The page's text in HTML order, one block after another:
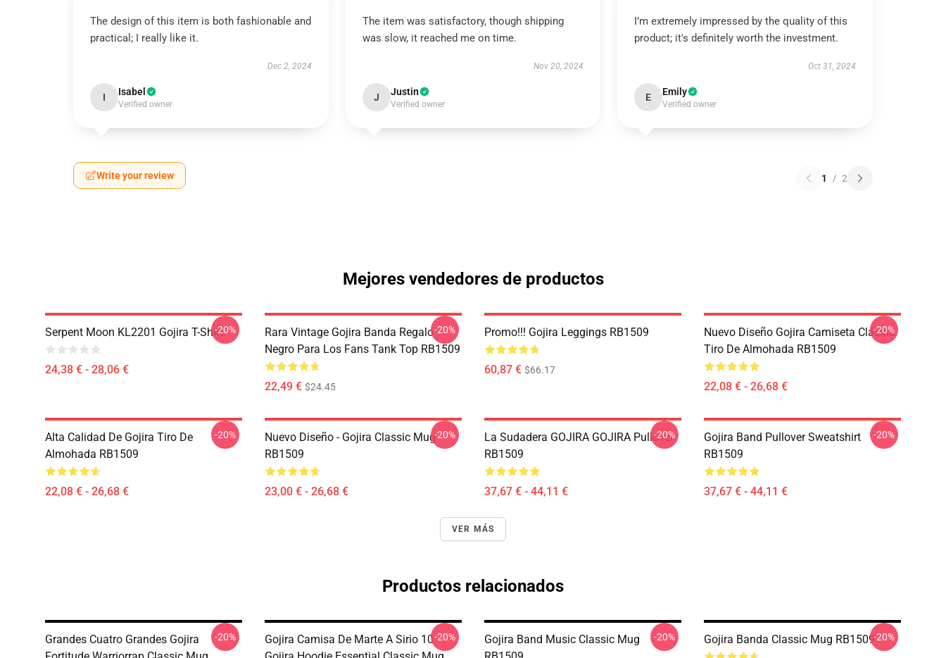
The design of this item is both fashionable and
practical; I really like it.
Dec 2, 2024
I Isabel
Verified owner
The item was satisfactory, though shipping
was slow, it reached me on time.
Nov 20, 2024
J Justin
Verified owner
I’m extremely impressed by the quality of this
product; it's definitely worth the investment.
Oct 31, 2024
E Emily
Verified owner
Write your review 1 / 2
Mejores vendedores de productos
Serpent Moon KL2201 Gojira T-Shirt
24,38 € - 28,06 €
-20%
Rara Vintage Gojira Banda Regalo
Negro Para Los Fans Tank Top RB1509
22,49 € $24.45
-20% Promo!!! Gojira Leggings RB1509
60,87 € $66.17
Nuevo Diseño Gojira Camiseta Clásica
Tiro De Almohada RB1509
22,08 € - 26,68 €
-20%
Alta Calidad De Gojira Tiro De
Almohada RB1509
22,08 € - 26,68 €
-20%
Nuevo Diseño - Gojira Classic Mug
RB1509
23,00 € - 26,68 €
-20%
La Sudadera GOJIRA GOJIRA Pullover
RB1509
37,67 € - 44,11 €
-20%
Gojira Band Pullover Sweatshirt
RB1509
37,67 € - 44,11 €
-20%
VER MÁS
Productos relacionados
Grandes Cuatro Grandes Gojira
-20%
Gojira Camisa De Marte A Sirio 10-20%
Gojira Band Music Classic Mug
-20% Gojira Banda Classic Mug RB1509-20%